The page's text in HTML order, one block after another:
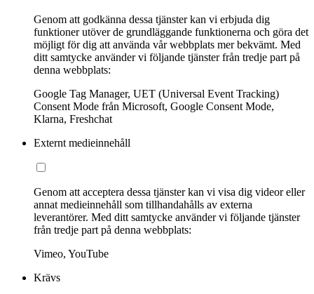
Genom att godkänna dessa tjänster kan vi erbjuda dig
funktioner utöver de grundläggande funktionerna och göra det
möjligt för dig att använda vår webbplats mer bekvämt. Med
ditt samtycke använder vi följande tjänster från tredje part på
denna webbplats:
Google Tag Manager, UET (Universal Event Tracking)
Consent Mode från Microsoft, Google Consent Mode,
Klarna, Freshchat
Externt medieinnehåll
Genom att acceptera dessa tjänster kan vi visa dig videor eller
annat medieinnehåll som tillhandahålls av externa
leverantörer. Med ditt samtycke använder vi följande tjänster
från tredje part på denna webbplats:
Vimeo, YouTube
Krävs